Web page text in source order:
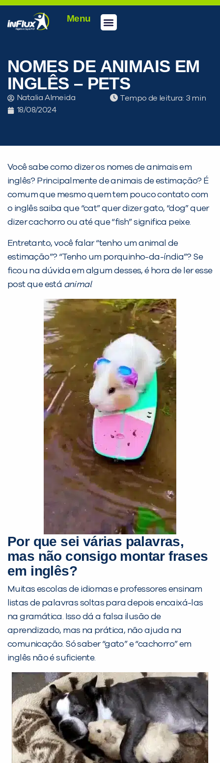
Menu
NOMES DE ANIMAIS EM
INGLÊS – PETS
Natalia Almeida
18/08/2024
Tempo de leitura:
Você sabe como dizer os nomes de animais em
inglês? Principalmente de animais de estimação? É
comum que mesmo quem tem pouco contato com
o inglês saiba que “cat” quer dizer gato, “dog” quer
dizer cachorro ou até que “fish” significa peixe.
Entretanto, você falar “tenho um animal de
estimação”? “Tenho um porquinho-da-índia”? Se
ficou na dúvida em algum desses, é hora de ler esse
post que está animal.
Por que sei várias palavras,
mas não consigo montar frases
em inglês?
Muitas escolas de idiomas e professores ensinam
listas de palavras soltas para depois encaixá-las
na gramática. Isso dá a falsa ilusão de
aprendizado, mas na prática, não ajuda na
comunicação. Só saber “gato” e “cachorro” em
inglês não é suficiente.
PEÇA UMA DEMONSTRAÇÃO DE MÉTODO
Desculpe!
Não encontramos nenhuma unidade
inFlux nesta cidade ou bairro que
você digitou.
Preencha com seus dados abaixo e
já vamos te colocar em contato
com a:
Você é aluno inFlux?
Sim Não